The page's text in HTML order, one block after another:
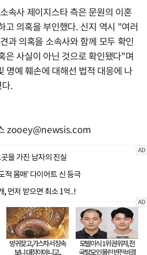
속사 제이지스타 측은 문원의 이혼
고 의혹을 부인했다. 신지 역시 "여러
과 의혹을 소속사와 함께 모두 확인
은 사실이 아닌 것으로 확인됐다"며
명예 훼손에 대해선 법적 대응에 나
.
zooey@newsis.com